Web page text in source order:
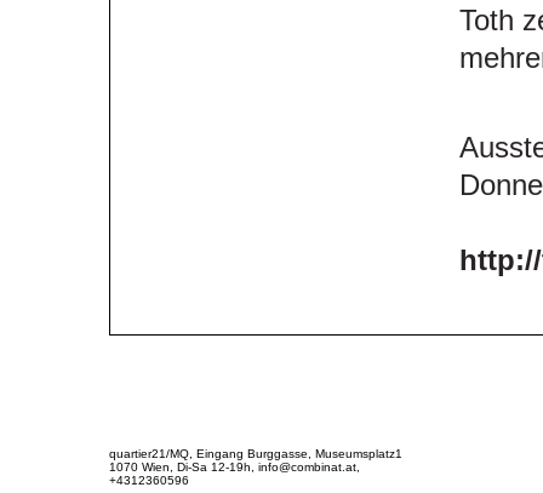
Toth
quartier21/MQ, Eingang Burggasse, Museumsplatz1
1070 Wien, Di-Sa 12-19h, info@combinat.at,
+4312360596